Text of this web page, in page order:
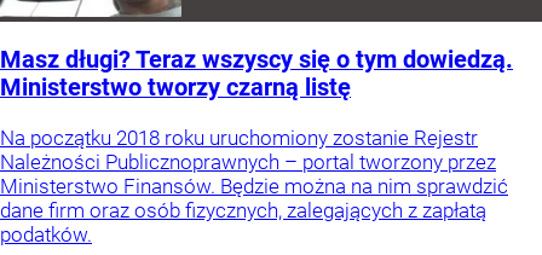
Masz długi? Teraz wszyscy się o tym dowiedzą.
Ministerstwo tworzy czarną listę
Na początku 2018 roku uruchomiony zostanie Rejestr
Należności Publicznoprawnych – portal tworzony przez
Ministerstwo Finansów. Będzie można na nim sprawdzić
dane firm oraz osób fizycznych, zalegających z zapłatą
podatków.